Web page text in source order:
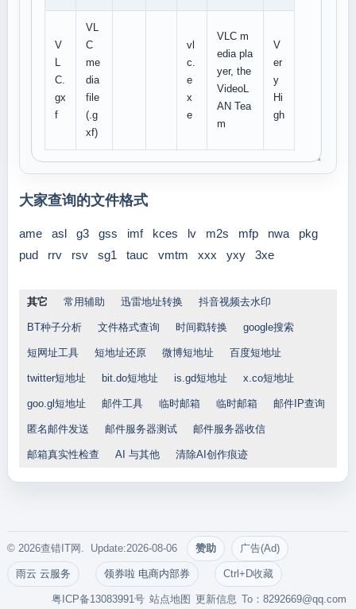
V
L
C.
gx
f
VL
C
me
dia
file
(.g
xf)
vl
c.
e
x
e
VLC m
edia pla
yer, the
VideoL
AN Tea
m
V
er
y
Hi
gh
大家查询的文件格式
ame asl g3 gss imf kces lv m2s mfp nwa
pkg
pud
rrv rsv sg1 tauc vmtm xxx yxy 3xe
其它 常用辅助 迅雷地址转换 抖音视频去水印
BT种子分析 文件格式查询 时间戳转换 google搜索
短网址工具 短地址还原 微博短地址 百度短地址
twitter短地址 bit.do短地址 is.gd短地址 x.co短地址
goo.gl短地址 邮件工具 临时邮箱 临时邮箱 邮件IP查询
匿名邮件发送 邮件服务器测试 邮件服务器收信
邮箱真实性检查 AI 与其他 清除AI创作痕迹
© 2026查错IT网. Update:2026-08-06 赞助 广告(Ad)
雨云 云服务 领券啦 电商内部券 Ctrl+D收藏
To：8292669@qq.com
更新信息
站点地图
粤ICP备13083991号